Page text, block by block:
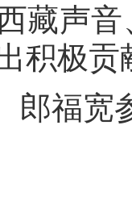
藏声
积极贡
郎福宽